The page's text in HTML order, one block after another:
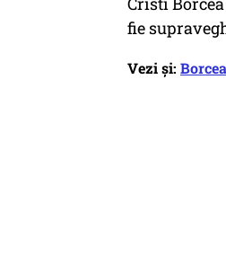
fie
Vezi și: